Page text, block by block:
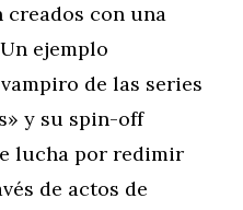
con una
ejemplo
de las series
y su spin-off
lucha por redimir
de actos de